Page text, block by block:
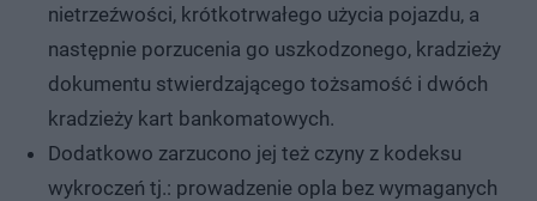
nietrzeźwości, krótkotrwałego użycia pojazdu, a
następnie porzucenia go uszkodzonego, kradzieży
dokumentu stwierdzającego tożsamość i dwóch
kradzieży kart bankomatowych.
Dodatkowo zarzucono jej też czyny z kodeksu
wykroczeń tj.: prowadzenie opla bez wymaganych